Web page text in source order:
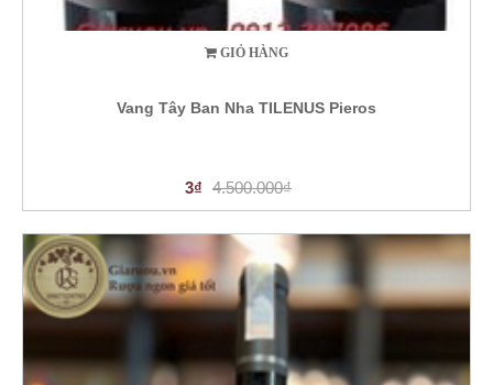
GIỎ HÀNG
Vang Tây Ban Nha TILENUS Pieros
3₫ 4.500.000₫